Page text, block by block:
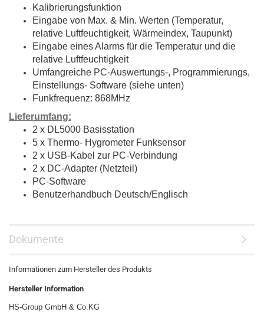
Kalibrierungsfunktion
Eingabe von Max. & Min. Werten (Temperatur,
relative Luftfeuchtigkeit, Wärmeindex, Taupunkt)
Eingabe eines Alarms für die Temperatur und die
relative Luftfeuchtigkeit
Umfangreiche PC-Auswertungs-, Programmierungs,
Einstellungs- Software (siehe unten)
Funkfrequenz: 868MHz
Lieferumfang:
2 x DL5000 Basisstation
5 x Thermo- Hygrometer Funksensor
2 x USB-Kabel zur PC-Verbindung
2 x DC-Adapter (Netzteil)
PC-Software
Benutzerhandbuch Deutsch/Englisch
Dokumente
Informationen zum Hersteller des Produkts
Hersteller Information
HS-Group GmbH & Co.KG